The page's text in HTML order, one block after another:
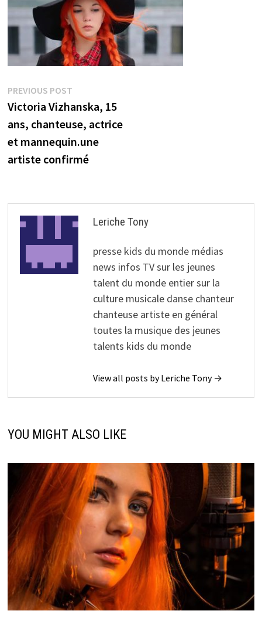
Post
navigation
PREVIOUS POSTPrevious
post:
Victoria Vizhanska, 15
ans, chanteuse, actrice
et mannequin.une
artiste confirmé
Leriche Tony
presse kids du monde médias
news infos TV sur les jeunes
talent du monde entier sur la
culture musicale danse chanteur
chanteuse artiste en général
toutes la musique des jeunes
talents kids du monde
View all posts by Leriche Tony →
YOU MIGHT ALSO LIKE